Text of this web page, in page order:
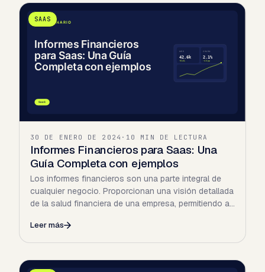
SAAS
30 DE ENERO DE 2024 · 10 MIN DE LECTURA
Informes Financieros para Saas: Una
Guía Completa con ejemplos
Los informes financieros son una parte integral de
cualquier negocio. Proporcionan una visión detallada
de la salud financiera de una empresa, permitiendo a
Leer más